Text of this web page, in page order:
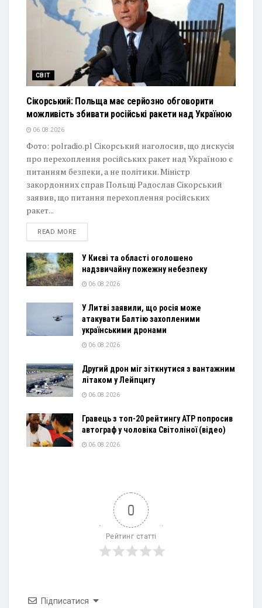
СВІТ
Сікорський: Польща має серйозно обговорити
можливість збивати російські ракети над Україною
06.08.2026
Фото: polradio.pl Сікорський наголосив, що дискусія
про перехоплення російських ракет над Україною є
питанням безпеки, а не політики. Міністр
закордонних справ Польщі Радослав Сікорський
заявив, що питання перехоплення російських
ракет...
READ MOREDETAILS
У Києві та області оголошено
надзвичайну пожежну небезпеку
06.08.2026
У Литві заявили, що росія може
атакувати Балтію захопленими
українськими дронами
06.08.2026
Другий дрон міг зіткнутися з вантажним
літаком у Лейпцигу
06.08.2026
Гравець з топ-20 рейтингу ATP попросив
автограф у чоловіка Світоліної (відео)
06.08.2026
0
Рейтинг статті
Підписатися